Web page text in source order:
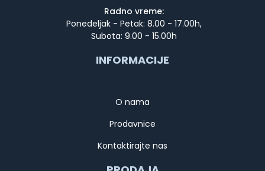
Radno vreme:
Ponedeljak - Petak: 8.00 - 17.00h,
Subota: 9.00 - 15.00h
INFORMACIJE
O nama
Prodavnice
Kontaktirajte nas